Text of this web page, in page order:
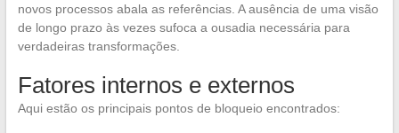
novos processos abala as referências. A ausência de uma visão
de longo prazo às vezes sufoca a ousadia necessária para
verdadeiras transformações.
Fatores internos e externos
Aqui estão os principais pontos de bloqueio encontrados: